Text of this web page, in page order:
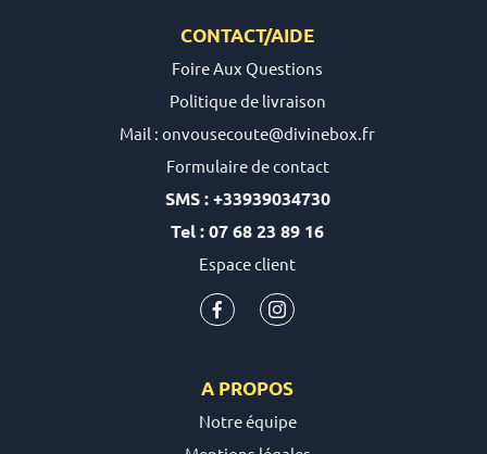
CONTACT/AIDE
Foire Aux Questions
Politique de livraison
Mail : onvousecoute@divinebox.fr
Formulaire de contact
SMS : +33939034730
Tel : 07 68 23 89 16
Espace client
A PROPOS
Notre équipe